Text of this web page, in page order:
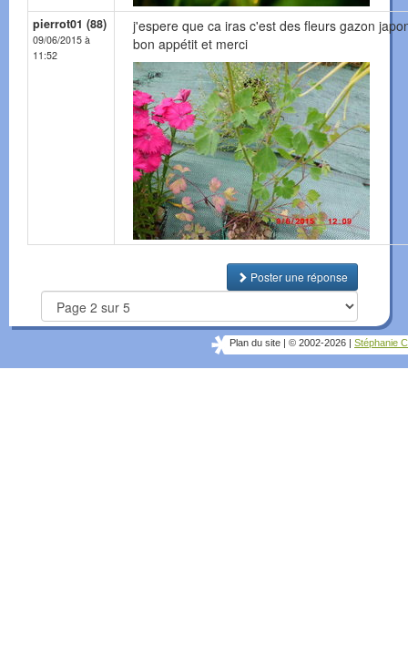
pierrot01 (88)
09/06/2015 à
11:52
j'espere que ca iras c'est des fleurs gazon
bon appétit et merci
Poster une réponse
Plan du site © 2002-2026 Stéphanie C